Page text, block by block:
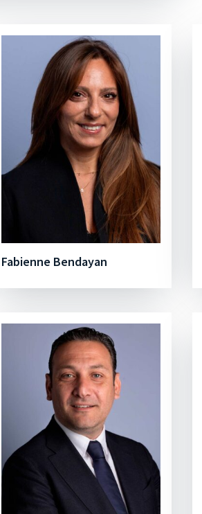
Fabienne Bendayan